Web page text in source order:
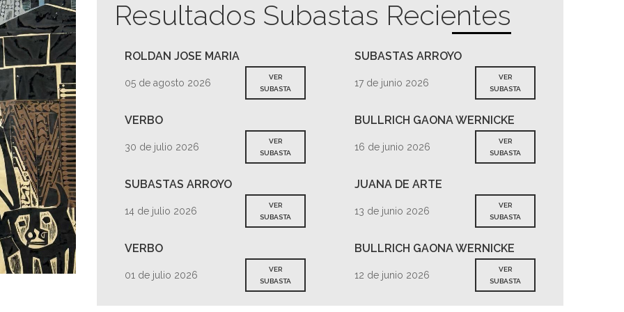
Resultados Subastas Recientes
ROLDAN JOSE MARIA
05 de agosto 2026
VER
SUBASTA
VERBO
30 de julio 2026
VER
SUBASTA
SUBASTAS ARROYO
14 de julio 2026
VER
SUBASTA
VERBO
01 de julio 2026
VER
SUBASTA
SUBASTAS ARROYO
17 de junio 2026
VER
SUBASTA
BULLRICH GAONA WERNICKE
16 de junio 2026
VER
SUBASTA
JUANA DE ARTE
13 de junio 2026
VER
SUBASTA
BULLRICH GAONA WERNICKE
12 de junio 2026
VER
SUBASTA